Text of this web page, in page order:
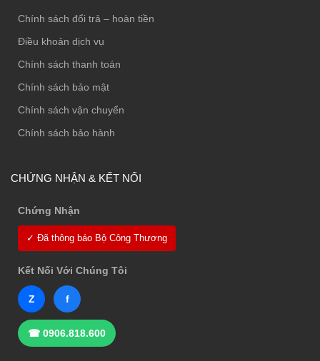
Chính sách đổi trả – hoàn tiền
Điều khoản dịch vụ
Chính sách thanh toán
Chính sách bảo mật
Chính sách vận chuyển
Chính sách bảo hành
CHỨNG NHẬN & KẾT NỐI
Chứng Nhận
✓ Đã thông báo Bộ Công Thương
Kết Nối Với Chúng Tôi
Z f
☎ 0906.818.600